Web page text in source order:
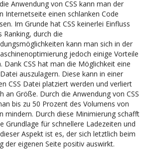
Anwendung von CSS kann man der
Internetseite einen schlanken Code
Im Grunde hat CSS keinerlei Einfluss
Ranking, durch die
kann man sich in der
jedoch einige Vorteile
Dank CSS hat man die Möglichkeit eine
auszulagern. Diese kann in einer
CSS Datei platziert werden und verliert
an Größe. Durch die Anwendung von CSS
bis zu 50 Prozent des Volumens von
mindern. Durch diese Minimierung schafft
Grundlage für schnellere Ladezeiten und
Aspekt ist es, der sich letztlich beim
der eigenen Seite positiv auswirkt.